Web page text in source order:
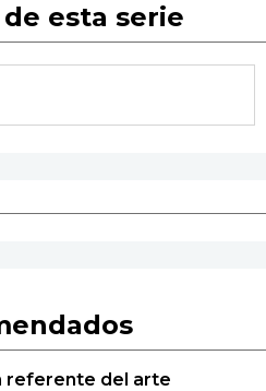
esta serie
referente del arte